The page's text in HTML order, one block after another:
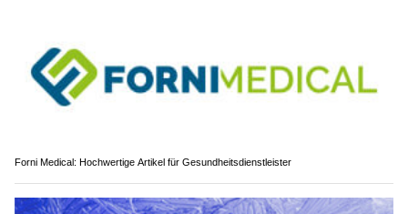
Forni Medical: Hochwertige Artikel für Gesundheitsdienstleister